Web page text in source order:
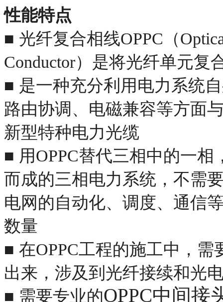
性能特点
■ 光纤复合相线OPPC（
Conductor）是将光纤单元复
■ 是一种充分利用电力系统
路由协调、电磁兼容等方面
新型特种电力光缆
■ 用OPPC替代三相中的一
而成的三相电力系统，不需
电网的自动化、调度、通信
数量
■ 在OPPC工程的施工中，
出来，涉及到光纤接续和光
■ 需要专业的OPPC中间接